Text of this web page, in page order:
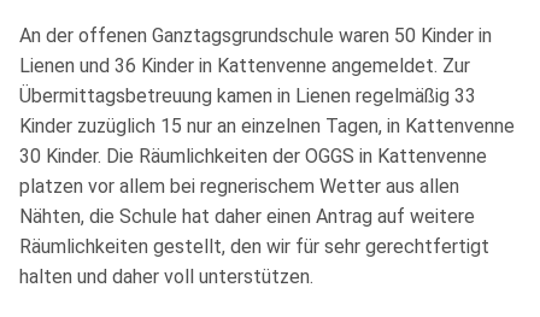
An der offenen Ganztagsgrundschule waren 50 Kinder in
Lienen und 36 Kinder in Kattenvenne angemeldet. Zur
Übermittagsbetreuung kamen in Lienen regelmäßig 33
Kinder zuzüglich 15 nur an einzelnen Tagen, in Kattenvenne
30 Kinder. Die Räumlichkeiten der OGGS in Kattenvenne
platzen vor allem bei regnerischem Wetter aus allen
Nähten, die Schule hat daher einen Antrag auf weitere
Räumlichkeiten gestellt, den wir für sehr gerechtfertigt
halten und daher voll unterstützen.